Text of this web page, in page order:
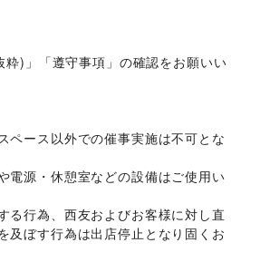
粋)」「遵守事項」の確認をお願いい
ペース以外での催事実施は不可とな
電源・休憩室などの設備はご使用い
る行為、西友およびお客様に対し直
及ぼす行為は出店停止となり固くお